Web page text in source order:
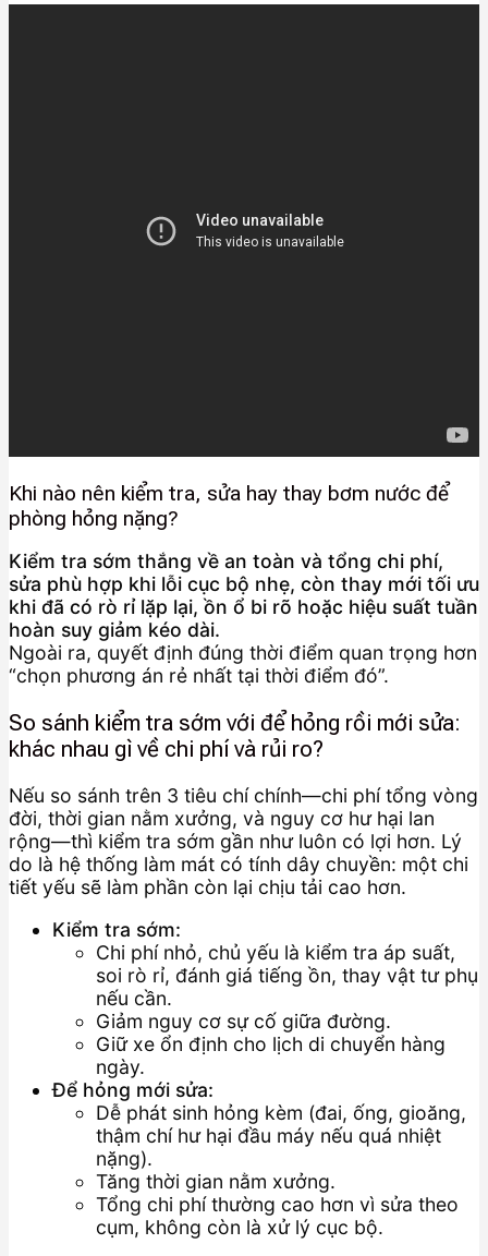
Khi nào nên kiểm tra, sửa hay thay bơm nước để
phòng hỏng nặng?
Kiểm tra sớm thắng về an toàn và tổng chi phí,
sửa phù hợp khi lỗi cục bộ nhẹ, còn thay mới tối ưu
khi đã có rò rỉ lặp lại, ồn ổ bi rõ hoặc hiệu suất tuần
hoàn suy giảm kéo dài.
Ngoài ra, quyết định đúng thời điểm quan trọng hơn
“chọn phương án rẻ nhất tại thời điểm đó”.
So sánh kiểm tra sớm với để hỏng rồi mới sửa:
khác nhau gì về chi phí và rủi ro?
Nếu so sánh trên 3 tiêu chí chính—chi phí tổng vòng
đời, thời gian nằm xưởng, và nguy cơ hư hại lan
rộng—thì kiểm tra sớm gần như luôn có lợi hơn. Lý
do là hệ thống làm mát có tính dây chuyền: một chi
tiết yếu sẽ làm phần còn lại chịu tải cao hơn.
Kiểm tra sớm:
Chi phí nhỏ, chủ yếu là kiểm tra áp suất,
soi rò rỉ, đánh giá tiếng ồn, thay vật tư phụ
nếu cần.
Giảm nguy cơ sự cố giữa đường.
Giữ xe ổn định cho lịch di chuyển hàng
ngày.
Để hỏng mới sửa:
Dễ phát sinh hỏng kèm (đai, ống, gioăng,
thậm chí hư hại đầu máy nếu quá nhiệt
nặng).
Tăng thời gian nằm xưởng.
Tổng chi phí thường cao hơn vì sửa theo
cụm, không còn là xử lý cục bộ.